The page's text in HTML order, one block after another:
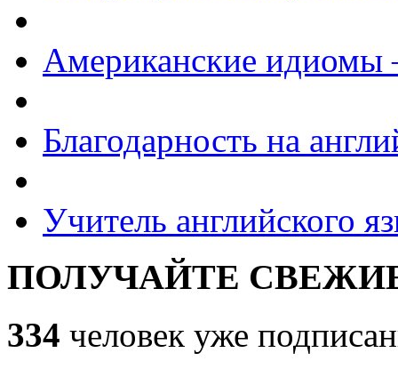
Американские
Благодарность на
Учитель английского
ПОЛУЧАЙТЕ
334 человек уже